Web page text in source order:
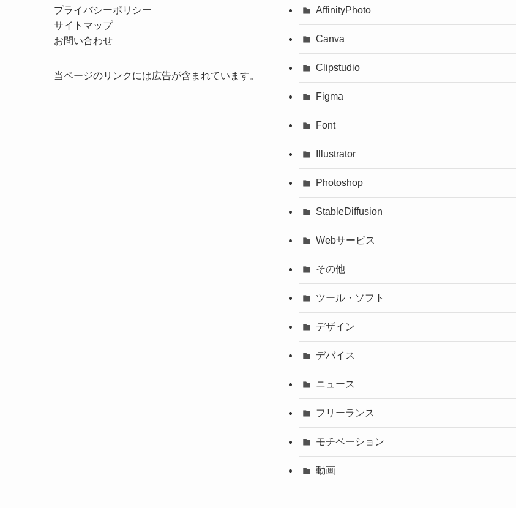
プライバシーポリシー
サイトマップ
お問い合わせ
当ページのリンクには広告が含まれています。
AffinityPhoto
Canva
Clipstudio
Figma
Font
Illustrator
Photoshop
StableDiffusion
Webサービス
その他
ツール・ソフト
デザイン
デバイス
ニュース
フリーランス
モチベーション
動画